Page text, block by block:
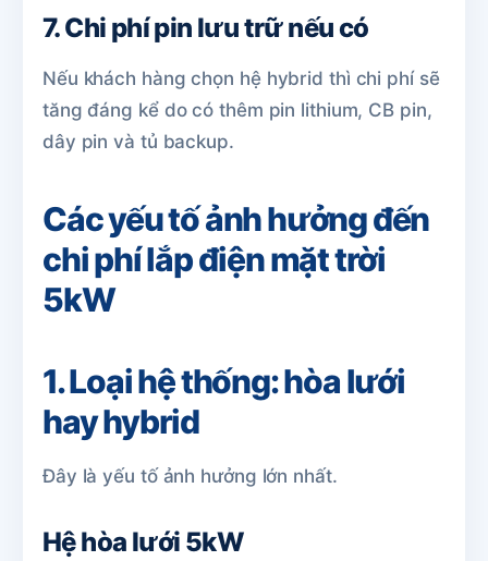
7. Chi phí pin lưu trữ nếu có
Nếu khách hàng chọn hệ hybrid thì chi phí sẽ
tăng đáng kể do có thêm pin lithium, CB pin,
dây pin và tủ backup.
Các yếu tố ảnh hưởng đến
chi phí lắp điện mặt trời
5kW
1. Loại hệ thống: hòa lưới
hay hybrid
Đây là yếu tố ảnh hưởng lớn nhất.
Hệ hòa lưới 5kW